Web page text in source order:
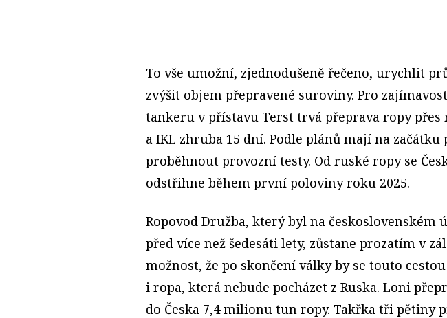
To vše umožní, zjednodušeně řečeno, urychlit
zvýšit objem přepravené suroviny. Pro
tankeru v přístavu Terst trvá přeprava ropy přes
a IKL zhruba 15 dní. Podle plánů mají na
proběhnout provozní testy. Od ruské ropy se
odstřihne během první poloviny roku 2025.
Ropovod Družba, který byl na československém
před více než šedesáti lety, zůstane prozatím v
možnost, že po skončení války by se touto
i ropa, která nebude pocházet z Ruska. Loni
do Česka 7,4 milionu tun ropy. Takřka tři pětiny